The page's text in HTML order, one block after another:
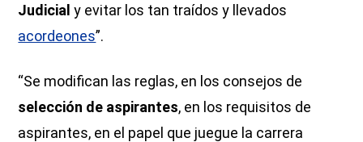
Judicial y evitar los tan traídos y llevados
acordeones”.
“Se modifican las reglas, en los consejos de
selección de aspirantes, en los requisitos de
aspirantes, en el papel que juegue la carrera